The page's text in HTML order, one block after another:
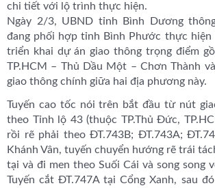
chi tiết với lộ trình thực hiện.
Ngày 2/3, UBND tỉnh Bình Dương
đang phối hợp tỉnh Bình Phước thực hiện
triển khai dự án giao thông trọng điểm
TP.HCM – Thủ Dầu Một – Chơn Thành
giao thông chính giữa hai địa phương này.
Tuyến cao tốc nói trên bắt đầu từ nút
theo Tỉnh lộ 43 (thuộc TP.Thủ Đức,
rồi rẽ phải theo ĐT.743B; ĐT.743A;
Khánh Vân, tuyến chuyển hướng rẽ trái
tại và đi men theo Suối Cái và song song
Tuyến cắt ĐT.747A tại Cổng Xanh, sau